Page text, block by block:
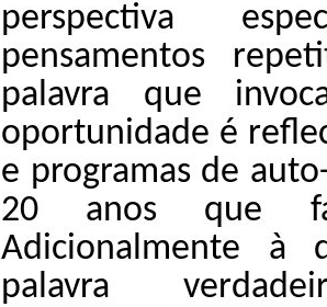
perspectiva
pensamentos
palavra que
oportunidade é
e programas de
20 anos que
Adicionalmente à
palavra